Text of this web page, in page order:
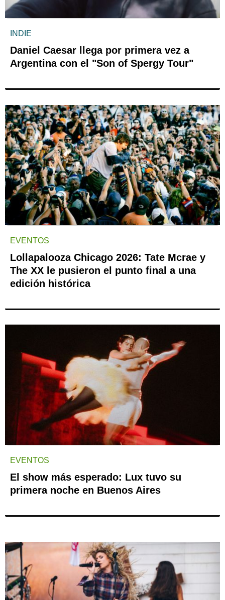
INDIE
Daniel Caesar llega por primera vez a
Argentina con el "Son of Spergy Tour"
EVENTOS
Lollapalooza Chicago 2026: Tate Mcrae y
The XX le pusieron el punto final a una
edición histórica
EVENTOS
El show más esperado: Lux tuvo su
primera noche en Buenos Aires